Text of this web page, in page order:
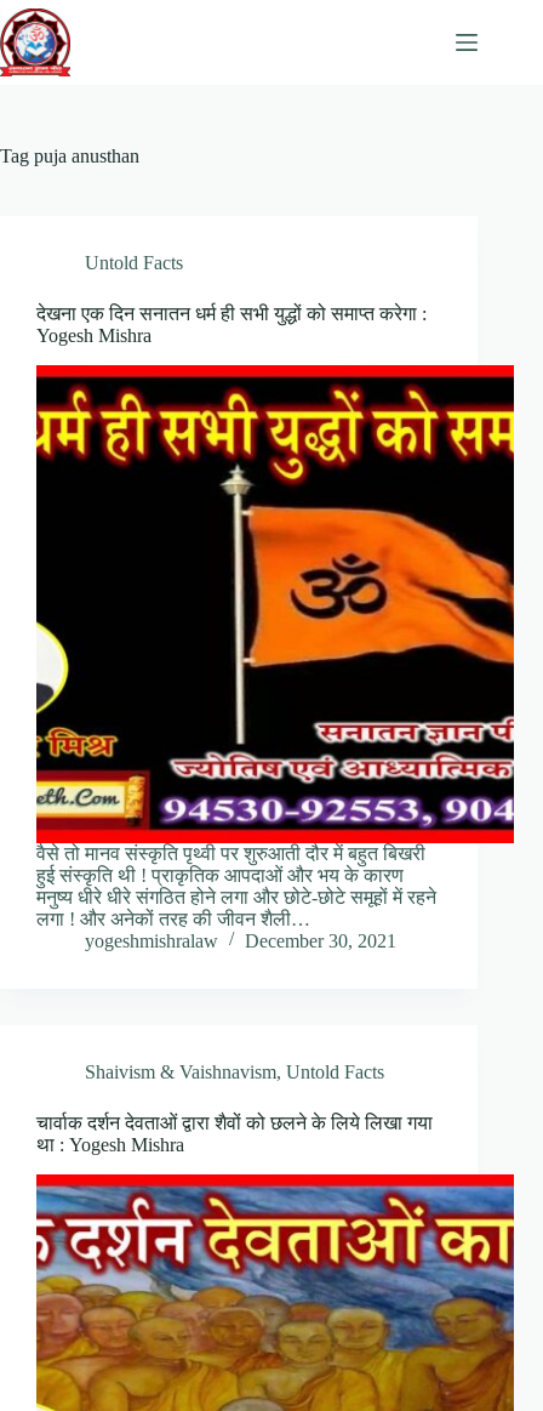
Skip
to
content
Tag puja anusthan
Untold Facts
देखना एक दिन सनातन धर्म ही सभी युद्धों को समाप्त करेगा :
Yogesh Mishra
वैसे तो मानव संस्कृति पृथ्वी पर शुरुआती दौर में बहुत बिखरी
हुई संस्कृति थी ! प्राकृतिक आपदाओं और भय के कारण
मनुष्य धीरे धीरे संगठित होने लगा और छोटे-छोटे समूहों में रहने
लगा ! और अनेकों तरह की जीवन शैली…
yogeshmishralaw
December 30, 2021
Shaivism & Vaishnavism, Untold Facts
चार्वाक दर्शन देवताओं द्वारा शैवों को छलने के लिये लिखा गया
था : Yogesh Mishra